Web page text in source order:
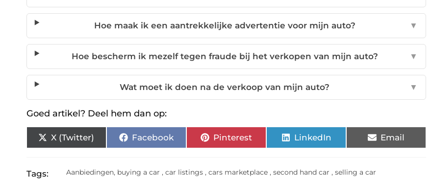
Hoe maak ik een aantrekkelijke advertentie voor mijn auto? ▼
Hoe bescherm ik mezelf tegen fraude bij het verkopen van mijn auto? ▼
Wat moet ik doen na de verkoop van mijn auto? ▼
Goed artikel? Deel hem dan op:
X (Twitter) Facebook Pinterest LinkedIn Email
Tags: Aanbiedingen, buying a car ,car listings ,cars marketplace ,second hand car ,selling a car